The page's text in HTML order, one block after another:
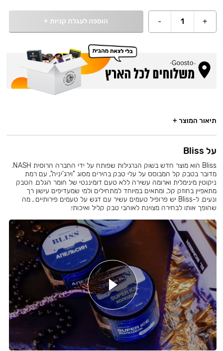
+
1
- הוספה לעגלת קניות +
תיאור המוצר +
על Bliss
Bliss הוא מוצר חדש בשוק הנרגילות שפותח על ידי החברה הרוסית NASH.
מדובר בטבק קל המבוסס על עלי טבק בהירים מסוג "וירג'יניה", עם רמת
ניקוטין מינימלית וארומה עשירה ללא טעם דומיננטי של חומר הגלם. הטבק
מתאפיין בחוזק קל, ומתאים במיוחד למתחילים ולמי שמעדיפים עישון רך
ונעים. ל-Bliss יש פרופיל טעמים עשיר עם דגש על טעמים פירותיים , מה
שהופך אותו לבחירה מצוינת לאוהבי טבק קליל ואיכותי.